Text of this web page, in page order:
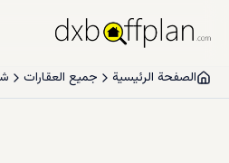
الصفحة الرئيسية جميع العقارات